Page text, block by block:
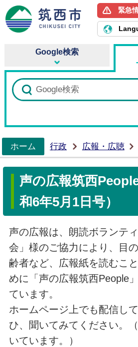
筑
緊急
Google検索
ホーム
行政 広報・広聴
声の広報筑西
和6年5月1日号）
声の広報は、朗読ボランテ
会」様のご協力により、目
齢者など、広報紙を読むこ
めに「声の広報筑西People
ています。
ホームページ上でも配信し
ひ、聞いてみてください。
いています。）